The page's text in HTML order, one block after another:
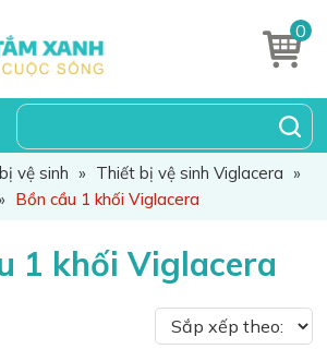
0
vệ sinh » Thiết bị vệ sinh Viglacera »
Bồn cầu 1 khối Viglacera
1 khối Viglacera